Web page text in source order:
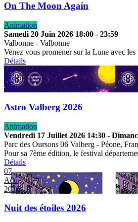
On The Moon Again
Animation
Samedi 20 Juin 2026 18:00 - 23:59
Valbonne - Valbonne
Venez vous promener sur la Lune avec
Détails
17
Jul
2026
Astro Valberg 2026
Animation
Vendredi 17 Juillet 2026 14:30 -
Parc des Oursons 06 Valberg - Péone,
Pour sa 7ème édition, le festival
Détails
07
Aoû
2026
Nuit des étoiles 2026